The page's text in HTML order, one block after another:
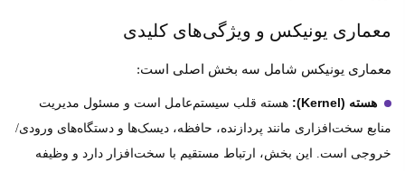
معماری یونیکس و ویژگی‌های کلیدی
معماری یونیکس شامل سه بخش اصلی است:
هسته (Kernel):
هسته قلب سیستم‌عامل است و مسئول مدیریت
منابع سخت‌افزاری مانند پردازنده، حافظه، دیسک‌ها و دستگاه‌های ورودی/
خروجی است. این بخش، ارتباط مستقیم با سخت‌افزار دارد و وظیفه